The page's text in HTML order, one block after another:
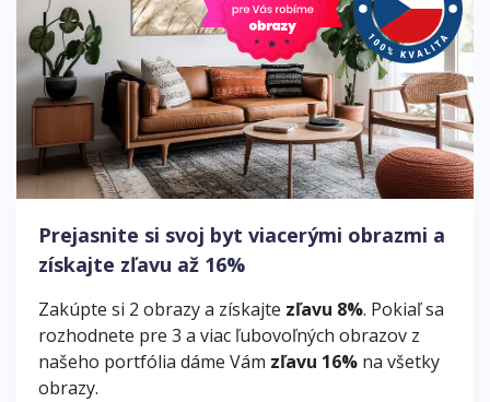
Prejasnite si svoj byt viacerými obrazmi a
získajte zľavu až 16%
Zakúpte si 2 obrazy a získajte zľavu 8%. Pokiaľ sa
rozhodnete pre 3 a viac ľubovoľných obrazov z
našeho portfólia dáme Vám zľavu 16% na všetky
obrazy.